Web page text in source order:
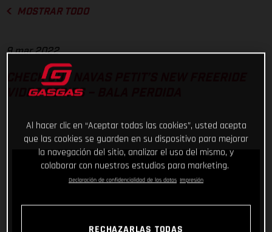
MOSTRAR TODO
9 mar 2022
CHECK OUT NAVAS PETIT’S NEW FREERIDE
VIDEO SERIES – BALA PERDIDA
Al hacer clic en “Aceptar todas las cookies”, usted acepta
que las cookies se guarden en su dispositivo para mejorar
la navegación del sitio, analizar el uso del mismo, y
colaborar con nuestros estudios para marketing.
Declaración de confidencialidad de los datos Impresión
RECHAZARLAS TODAS